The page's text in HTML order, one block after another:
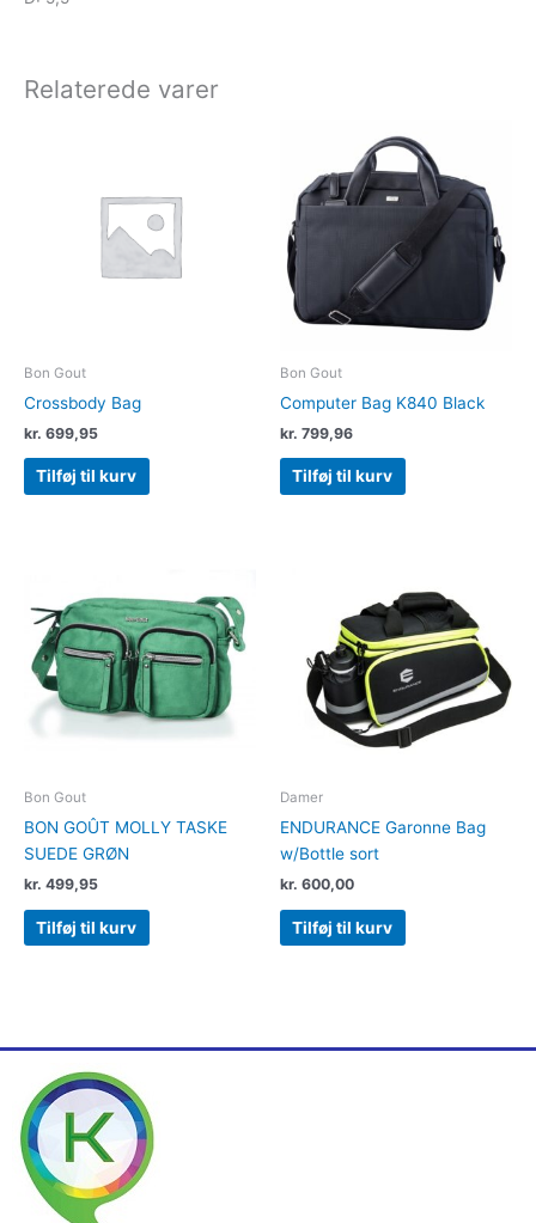
Relaterede varer
Bon Gout
Crossbody Bag
kr. 699,95
Tilføj til kurv
Bon Gout
Computer Bag K840 Black
kr. 799,96
Tilføj til kurv
Bon Gout
BON GOÛT MOLLY TASKE
SUEDE GRØN
kr. 499,95
Tilføj til kurv
Damer
ENDURANCE Garonne Bag
w/Bottle sort
kr. 600,00
Tilføj til kurv